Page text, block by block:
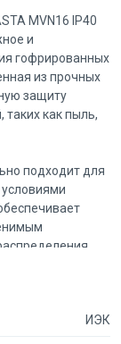
MVN16 IP40
и
гофрированных
из прочных
защиту
таких как пыль,
подходит для
подключать
подходит
ИЭК